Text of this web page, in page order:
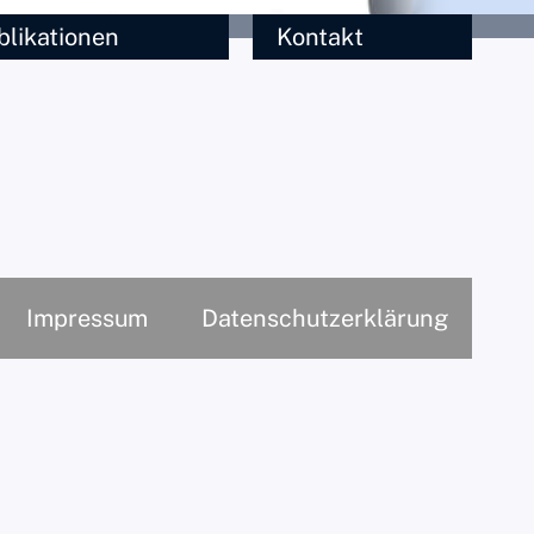
Kontakt
Impressum Datenschutzerklärung